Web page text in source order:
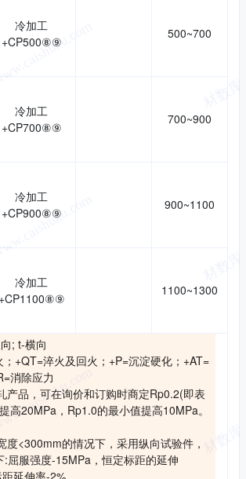
冷加工
+CP500⑧⑨
500~700
冷加工
+CP700⑧⑨
700~900
冷加工
+CP900⑧⑨
900~1100
冷加工
+CP1100⑧⑨
1100~1300
; t-横向
+QT=淬火及回火；+P=沉淀硬化；+AT=
消除应力
产品，可在询价和订购时商定Rp0.2(即表
高20MPa，Rp1.0的最小值提高10MPa。
<300mm的情况下，采用纵向试验件，
:屈服强度-15MPa，恒定标距的延伸